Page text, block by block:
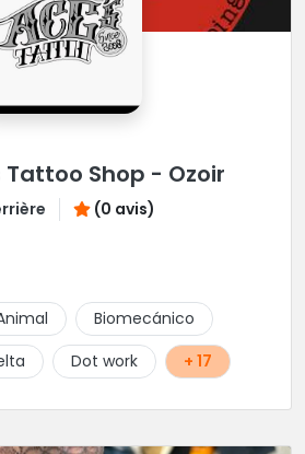
Tattoo Shop - Ozoir
(0 avis)
Biomecánico
Dot work + 17